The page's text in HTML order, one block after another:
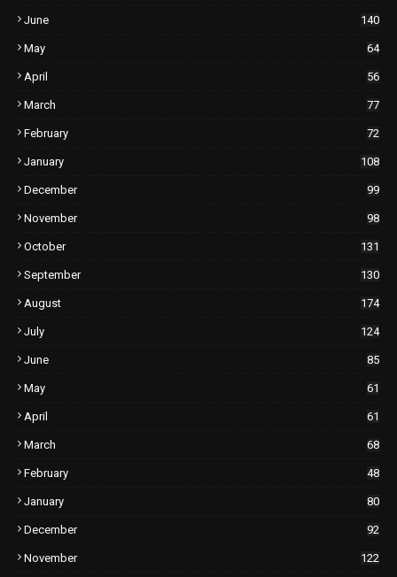
June 140
May 64
April 56
March 77
February 72
January 108
December 99
November 98
October 131
September 130
August 174
July 124
June 85
May 61
April 61
March 68
February 48
January 80
December 92
November 122